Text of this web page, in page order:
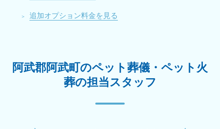
追加オプション料金を見る
阿武郡阿武町のペット葬儀・ペット火
葬の担当スタッフ